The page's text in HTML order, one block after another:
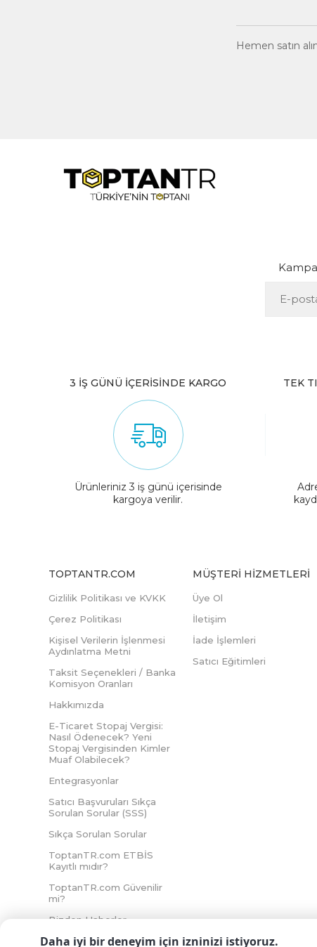
Daha iyi bir deneyim için izninizi istiyoruz.
Hemen satın
3 İŞ GÜNÜ İÇERİSİNDE KARGO
Ürünleriniz 3 iş günü içerisinde
kargoya verilir.
TEK
TOPTANTR.COM
Gizlilik Politikası ve KVKK
Çerez Politikası
Kişisel Verilerin İşlenmesi
Aydınlatma Metni
Taksit Seçenekleri / Banka
Komisyon Oranları
Hakkımızda
E-Ticaret Stopaj Vergisi:
Nasıl Ödenecek? Yeni
Stopaj Vergisinden Kimler
Muaf Olabilecek?
Entegrasyonlar
Satıcı Başvuruları Sıkça
Sorulan Sorular (SSS)
Sıkça Sorulan Sorular
ToptanTR.com ETBİS
Kayıtlı mıdır?
ToptanTR.com Güvenilir
mi?
Bizden Haberler
MÜŞTERI HIZMETLERI
Üye Ol
İletişim
İade İşlemleri
Satıcı Eğitimleri